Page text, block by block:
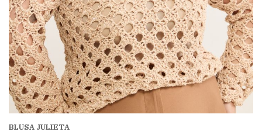
BLUSA JULIETA